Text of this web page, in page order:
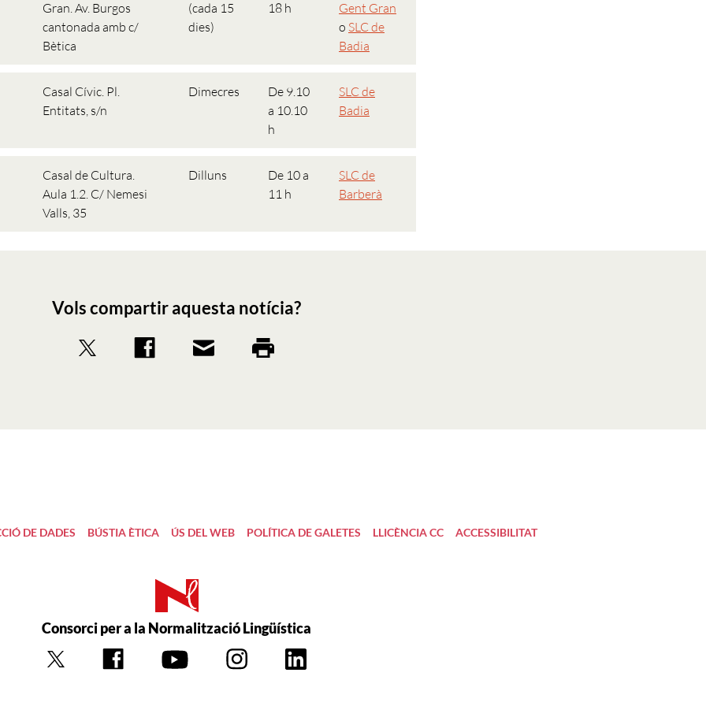
Gran. Av. Burgos
cantonada amb c/
Bètica
(cada 15
dies)
18 h
Gent Gran
o SLC de
Badia
Casal Cívic. Pl.
Entitats, s/n
Dimecres
De 9.10
a 10.10
h
SLC de
Badia
Casal de Cultura.
Aula 1.2. C/ Nemesi
Valls, 35
Dilluns
De 10 a
11 h
SLC de
Barberà
Vols compartir aquesta notícia?
DE DADES BÚSTIA ÈTICA ÚS DEL WEB POLÍTICA DE GALETES LLICÈNCIA CC ACCESSIBILITAT
Consorci per a la Normalització Lingüística